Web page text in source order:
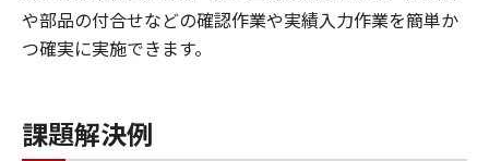
や部品の付合せなどの確認作業や実績入力作業を簡単か
つ確実に実施できます。
課題解決例